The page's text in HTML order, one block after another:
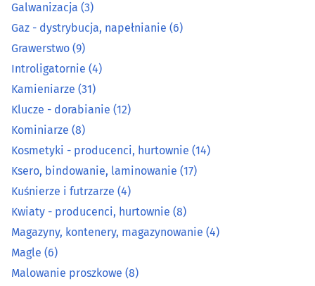
Kominiarze (8)
Kosmetyki - producenci, hurtownie
Ksero, bindowanie, laminowanie
Kuśnierze i futrzarze
Kwiaty - producenci, hurtownie(8)
Magle(6)
Malowanie proszkowe (8)
Galwanizacja (3)
Gaz - dystrybucja, napełnianie (6)
Grawerstwo (9)
Introligatornie (4)
Kamieniarze (31)
Klucze - dorabianie (12)
Kominiarze (8)
Kosmetyki - producenci, hurtownie (14)
Ksero, bindowanie, laminowanie (17)
Kuśnierze i futrzarze (4)
Kwiaty - producenci, hurtownie (8)
Magazyny, kontenery, magazynowanie (4)
Magle (6)
Malowanie proszkowe (8)